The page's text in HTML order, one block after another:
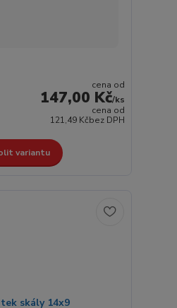
cena od
147,00 Kč/ks
cena od
121,49 Kčbez DPH
variantu